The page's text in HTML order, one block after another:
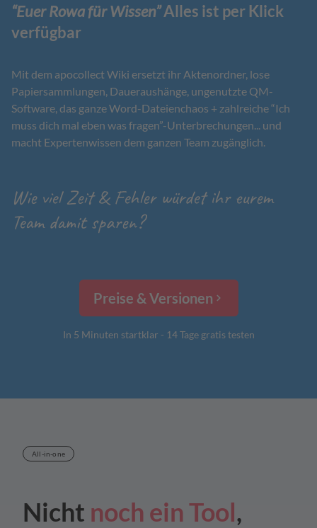
“Euer Rowa für Wissen”Alles ist per Klick
verfügbar
Mit dem apocollect Wiki ersetzt ihr Aktenordner, lose
Papiersammlungen, Daueraushänge, ungenutzte QM-
Software, das ganze Word-Dateienchaos + zahlreiche “Ich
muss dich mal eben was fragen”-Unterbrechungen... und
macht Expertenwissen dem ganzen Team zugänglich.
Wie viel Zeit & Fehler würdet ihr eurem
Team damit sparen?
Preise & Versionen
In 5 Minuten startklar - 14 Tage gratis testen
All-in-one
Nicht noch ein Tool,